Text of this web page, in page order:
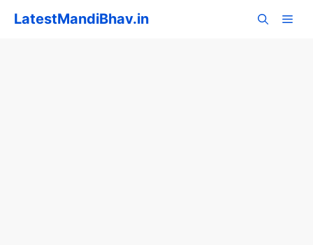
LatestMandiBhav.in